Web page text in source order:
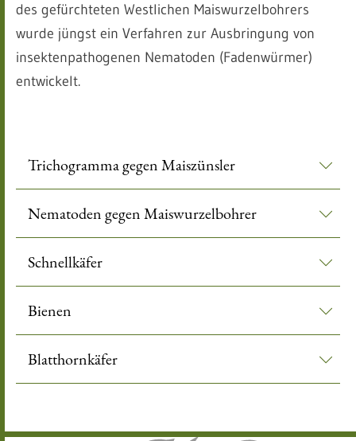
des gefürchteten Westlichen Maiswurzelbohrers
wurde jüngst ein Verfahren zur Ausbringung von
insektenpathogenen Nematoden (Fadenwürmer)
entwickelt.
Trichogramma gegen Maiszünsler
Nematoden gegen Maiswurzelbohrer
Schnellkäfer
Bienen
Blatthornkäfer